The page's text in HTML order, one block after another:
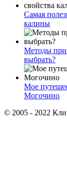
Самая
калины
Методы
выбрать?
Мое
Могочино
© 2005 - 2022